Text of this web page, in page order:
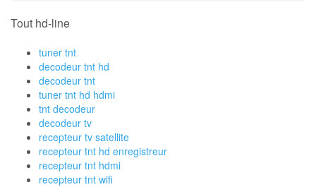
Tout hd-line
tuner tnt
decodeur tnt hd
decodeur tnt
tuner tnt hd hdmi
tnt decodeur
decodeur tv
recepteur tv satellite
recepteur tnt hd enregistreur
recepteur tnt hdmi
recepteur tnt wifi